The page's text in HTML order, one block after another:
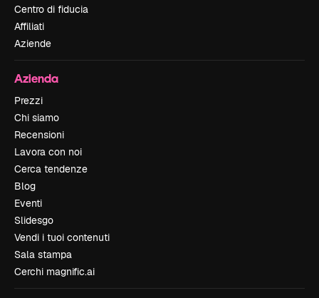
Centro di fiducia
Affiliati
Aziende
Azienda
Prezzi
Chi siamo
Recensioni
Lavora con noi
Cerca tendenze
Blog
Eventi
Slidesgo
Vendi i tuoi contenuti
Sala stampa
Cerchi magnific.ai